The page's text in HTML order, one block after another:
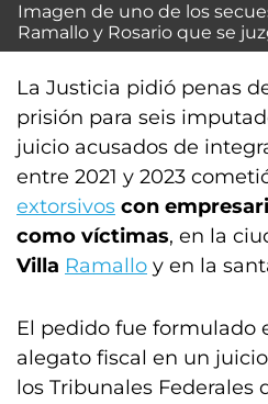
Imagen de uno de los
Ramallo y Rosario que se
La Justicia pidió penas
prisión para seis
juicio acusados de
entre 2021 y 2023
extorsivos con
como víctimas, en la
Villa Ramallo y en la
El pedido fue formulado
alegato fiscal en un
los Tribunales Federales